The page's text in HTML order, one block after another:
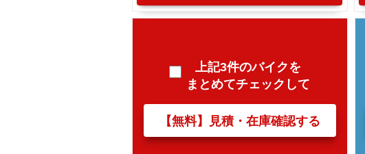
上記3件のバイクを
まとめてチェックして
【無料】見積・在庫確認する